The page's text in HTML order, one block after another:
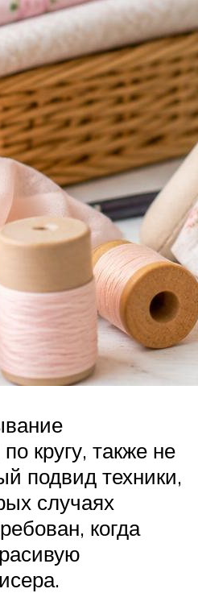
кругу, также не
подвид техники,
случаях
когда